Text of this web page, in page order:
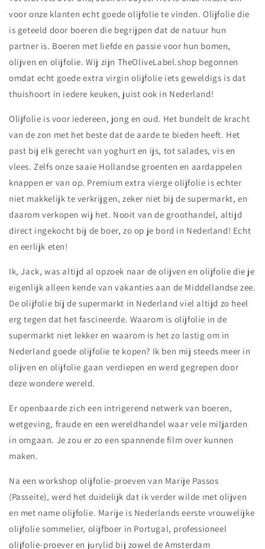
voor onze klanten echt goede olijfolie te vinden. Olijfolie die
is geteeld door boeren die begrijpen dat de natuur hun
partner is. Boeren met liefde en passie voor hun bomen,
olijven en olijfolie. Wij zijn TheOliveLabel.shop begonnen
omdat echt goede extra virgin olijfolie iets geweldigs is dat
thuishoort in iedere keuken, juist ook in Nederland!
Olijfolie is voor iedereen, jong en oud. Het bundelt de kracht
van de zon met het beste dat de aarde te bieden heeft. Het
past bij elk gerecht van yoghurt en ijs, tot salades, vis en
vlees. Zelfs onze saaie Hollandse groenten en aardappelen
knappen er van op. Premium extra vierge olijfolie is echter
niet makkelijk te verkrijgen, zeker niet bij de supermarkt, en
daarom verkopen wij het. Nooit van de groothandel, altijd
direct ingekocht bij de boer, zo op je bord in Nederland! Echt
en eerlijk eten!
Ik, Jack, was altijd al opzoek naar de olijven en olijfolie die je
eigenlijk alleen kende van vakanties aan de Middellandse zee.
De olijfolie bij de supermarkt in Nederland viel altijd zo heel
erg tegen dat het fascineerde. Waarom is olijfolie in de
supermarkt niet lekker en waarom is het zo lastig om in
Nederland goede olijfolie te kopen? Ik ben mij steeds meer in
olijven en olijfolie gaan verdiepen en werd gegrepen door
deze wondere wereld.
Er openbaarde zich een intrigerend netwerk van boeren,
wetgeving, fraude en een wereldhandel waar vele miljarden
in omgaan. Je zou er zo een spannende film over kunnen
maken.
Na een workshop olijfolie-proeven van Marije Passos
(Passeite), werd het duidelijk dat ik verder wilde met olijven
en met name olijfolie. Marije is Nederlands eerste vrouwelijke
olijfolie sommelier, olijfboer in Portugal, professioneel
olijfolie-proever en jurylid bij zowel de Amsterdam